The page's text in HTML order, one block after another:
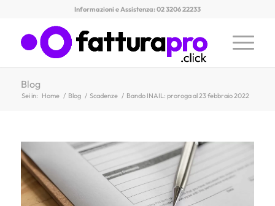
Informazioni e Assistenza: 02 3206 22233
Blog
Sei in: Home / Blog / Scadenze / Bando INAIL: proroga al 23 febbraio 2022